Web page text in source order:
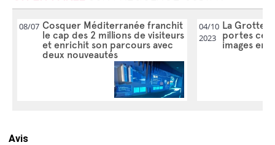
08/07 Cosquer Méditerranée franchit
le cap des 2 millions de visiteurs
et enrichit son parcours avec
deux nouveautés
04/10
2023
La Grotte
portes ce
images en
Avis